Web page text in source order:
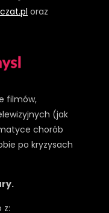
oraz
filmów,
(jak
chorób
po kryzysach
z: